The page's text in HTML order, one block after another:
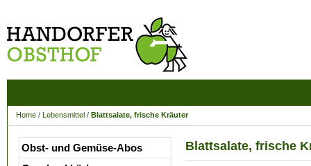
Home / Lebensmittel / Blattsalate, frische Kräuter
Blattsalate, frische
Obst- und Gemüse-Abos